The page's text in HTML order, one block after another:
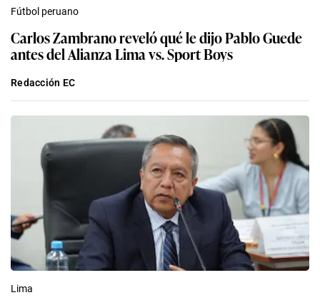
Fútbol peruano
Carlos Zambrano reveló qué le dijo Pablo Guede
antes del Alianza Lima vs. Sport Boys
Redacción EC
Lima